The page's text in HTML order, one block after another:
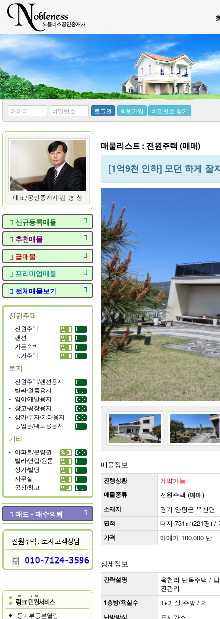
*
아
디
*
비
번
호
로그인 회원가입 비밀번호 찾기
신규등록매물
추천매물
급매물
프리미엄매물
전체매물보기
전원주택
- 전원주택
- 펜션
- 가든숙박
- 농가주택
토지
- 전원주택/펜션용지
- 빌라/원룸용지
- 임야/개발용지
- 창고/공장용지
- 상가/투자/기타용지
- 농업용/대토용용지
기타
- 아파트/분양권
- 빌라/연립/원룸
- 상가/빌딩
- 사무실
- 공장/창고
매도 • 매수의뢰
등기부등본열람
매물리스트 : 전원주택 (매매)
[1억9천 인하] 모던 하게 잘
매물정보
진행상황 계약가능
매물종류 전원주택 (매매)
소재지 경기 양평군 옥천면
면적 대지 731㎡(221평) /
가격 매매가 100,000 만
상세정보
간략설명
옥천리 단독주택 /
전관리
1층방/욕실수 1+거실,주방 / 2
난방방식 도시가스